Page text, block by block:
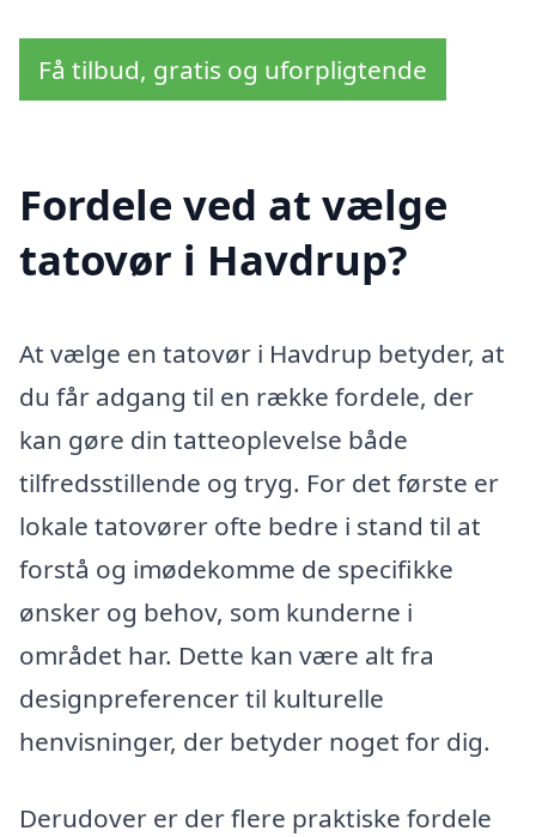
Få tilbud, gratis og uforpligtende
Fordele ved at vælge
tatovør i Havdrup?
At vælge en tatovør i Havdrup betyder, at
du får adgang til en række fordele, der
kan gøre din tatteoplevelse både
tilfredsstillende og tryg. For det første er
lokale tatovører ofte bedre i stand til at
forstå og imødekomme de specifikke
ønsker og behov, som kunderne i
området har. Dette kan være alt fra
designpreferencer til kulturelle
henvisninger, der betyder noget for dig.
Derudover er der flere praktiske fordele